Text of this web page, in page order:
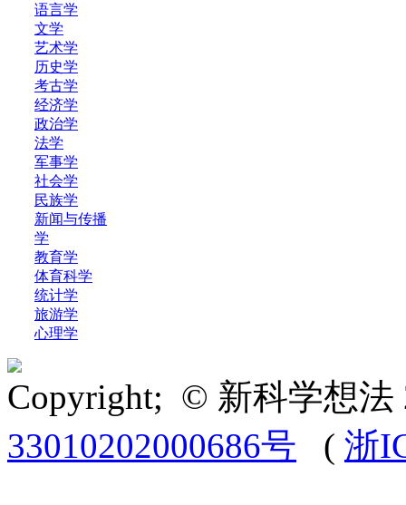
语言学
文学
艺术学
历史学
考古学
经济学
政治学
法学
军事学
社会学
民族学
新闻与传播
学
教育学
体育科学
统计学
旅游学
心理学
Copyright; © 新科学想
33010202000686号 ( 浙